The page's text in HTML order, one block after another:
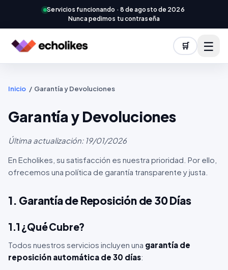
Servicios funcionando · 8 de agosto de 2026
Nunca pedimos tu contraseña
🛒 ☰
Inicio / Garantía y Devoluciones
Garantía y Devoluciones
Última actualización: 19/01/2026
En Echolikes, su satisfacción es nuestra prioridad. Por ello,
ofrecemos una política de garantía transparente y justa.
1. Garantía de Reposición de 30 Días
1.1 ¿Qué Cubre?
Todos nuestros servicios incluyen una garantía de
reposición automática de 30 días: